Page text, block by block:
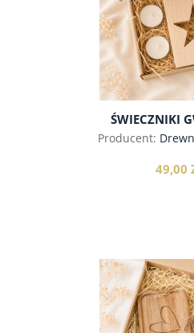
ŚWIECZNIKI
Producent:
49,00
do